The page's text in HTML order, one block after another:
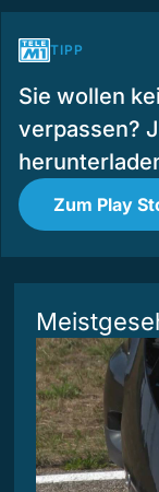
TIPP
Sie wollen
verpassen?
Zum Play